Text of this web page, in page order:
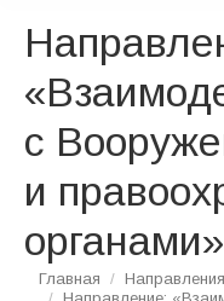
с
и
органами»
Вы здесь:
Главная
Направления